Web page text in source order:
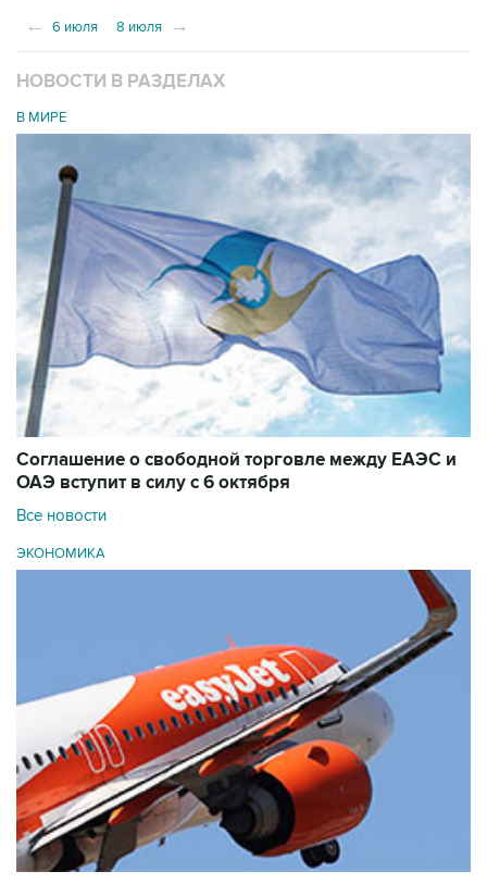
← 6 июля 8 июля →
НОВОСТИ В РАЗДЕЛАХ
В МИРЕ
Соглашение о свободной торговле между ЕАЭС и
ОАЭ вступит в силу с 6 октября
Все новости
ЭКОНОМИКА